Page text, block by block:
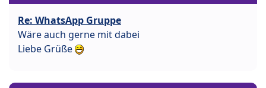
Re: WhatsApp Gruppe
Wäre auch gerne mit dabei
Liebe Grüße